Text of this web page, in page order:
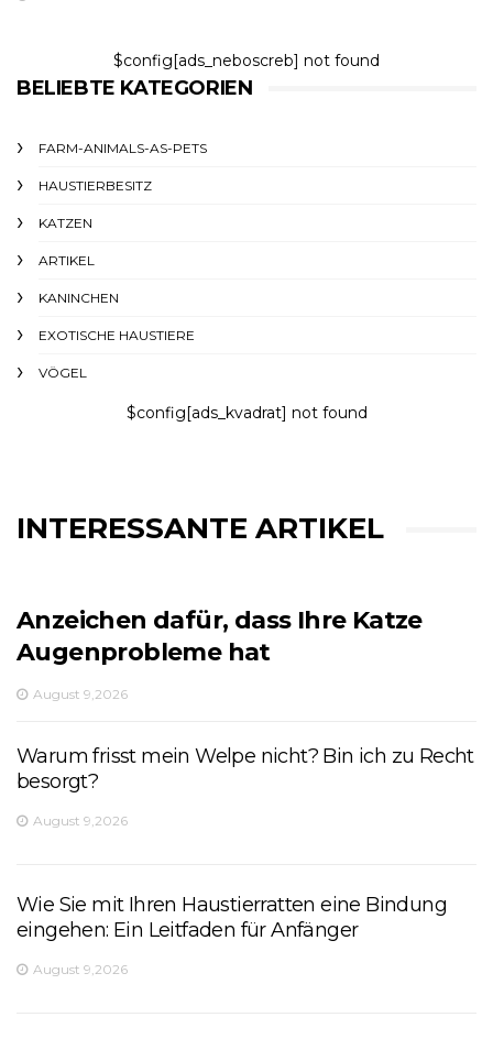
$config[ads_neboscreb] not found
BELIEBTE KATEGORIEN
FARM-ANIMALS-AS-PETS
HAUSTIERBESITZ
KATZEN
ARTIKEL
KANINCHEN
EXOTISCHE HAUSTIERE
VÖGEL
$config[ads_kvadrat] not found
INTERESSANTE ARTIKEL
Anzeichen dafür, dass Ihre Katze
Augenprobleme hat
August 9,2026
Warum frisst mein Welpe nicht? Bin ich zu Recht
besorgt?
August 9,2026
Wie Sie mit Ihren Haustierratten eine Bindung
eingehen: Ein Leitfaden für Anfänger
August 9,2026